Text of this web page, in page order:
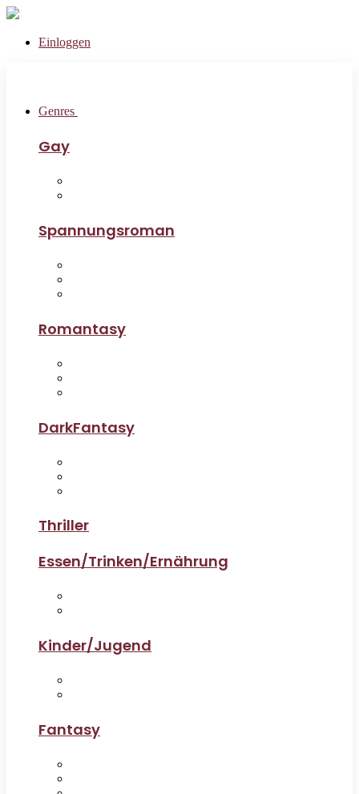
Einloggen
Genres
Gay
Spannungsroman
Romantasy
DarkFantasy
Thriller
Essen/Trinken/Ernährung
Kinder/Jugend
Fantasy